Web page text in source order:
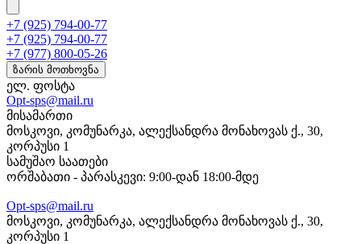
+7 (925) 794-00-77
+7 (925) 794-00-77
+7 (977) 800-05-26
ზარის მოთხოვნა
ელ. ფოსტა
Opt-sps@mail.ru
მისამართი
მოსკოვი, კომუნარკა, ალექსანდრა მონახოვას ქ., 30,
კორპუსი 1
სამუშაო საათები
ორშაბათი - პარასკევი: 9:00-დან 18:00-მდე
Opt-sps@mail.ru
მოსკოვი, კომუნარკა, ალექსანდრა მონახოვას ქ., 30,
კორპუსი 1